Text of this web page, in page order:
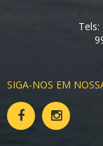
SIGA-NOS EM